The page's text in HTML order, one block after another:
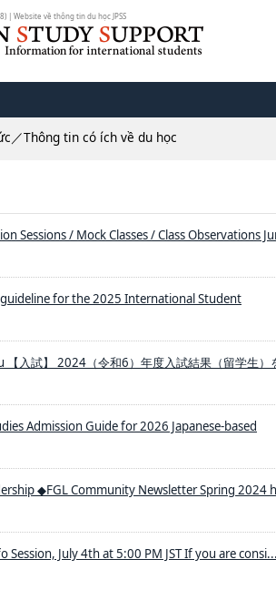
| Website về thông tin du học JPSS
／Thông tin có ích về du học
Sessions / Mock Classes / Class Observations
for the 2025 International Student
入試】 2024（令和6）年度入試結果（留学生）
Admission Guide for 2026 Japanese-based
◆FGL Community Newsletter Spring 2024
July 4th at 5:00 PM JST If you are consi...